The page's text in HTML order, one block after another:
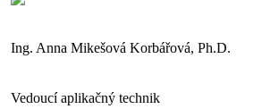
Ing. Anna Mikešová Korbářová, Ph.D.
Vedoucí aplikačný technik